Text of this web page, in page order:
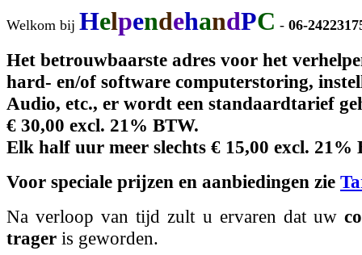
Welkom bij HelpendehandPC - 06-
Het betrouwbaarste adres voor het
hard- en/of software computerstoring,
Audio, etc., er wordt een standaardtarief
€ 30,00 excl. 21% BTW.
Elk half uur meer slechts € 15,00 excl. 21%
Voor speciale prijzen en aanbiedingen zie
Na verloop van tijd zult u ervaren dat uw
trager is geworden.